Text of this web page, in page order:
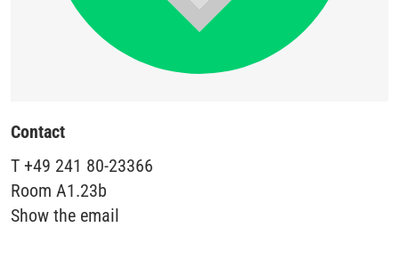
Contact
T +49 241 80-23366
Room A1.23b
Show the email